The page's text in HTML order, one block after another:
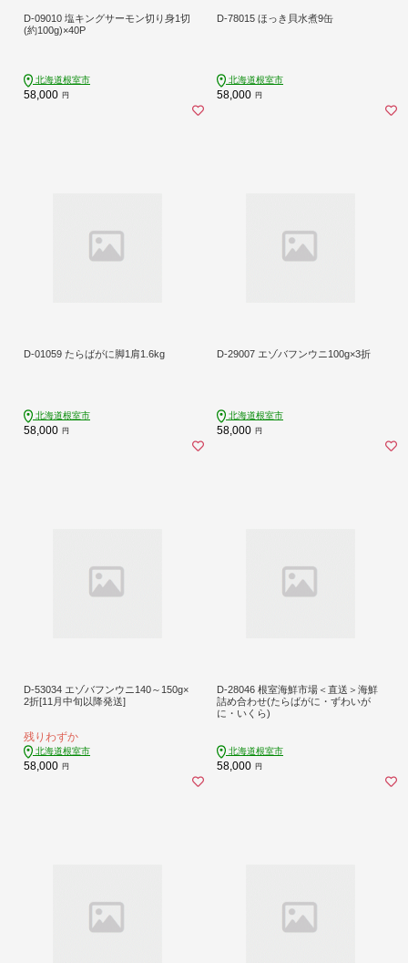
D-09010 塩キングサーモン切り身1切
(約100g)×40P
北海道根室市
58,000 円
D-78015 ほっき貝水煮9缶
北海道根室市
58,000 円
D-01059 たらばがに脚1肩1.6kg
北海道根室市
58,000 円
D-29007 エゾバフンウニ100g×3折
北海道根室市
58,000 円
D-53034 エゾバフンウニ140～150g×
2折[11月中旬以降発送]
残りわずか
北海道根室市
58,000 円
D-28046 根室海鮮市場＜直送＞海鮮
詰め合わせ(たらばがに・ずわいが
に・いくら)
北海道根室市
58,000 円